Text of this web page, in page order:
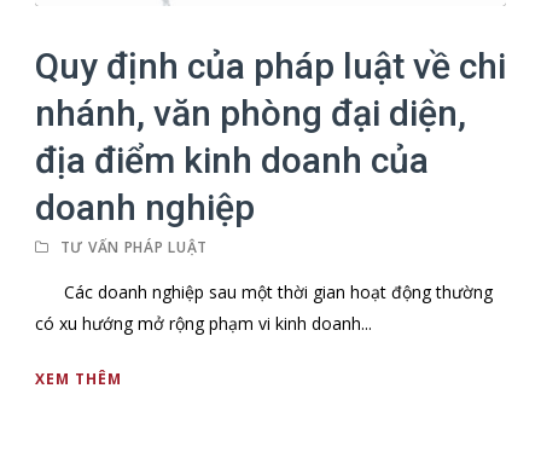
Quy định của pháp luật về chi
nhánh, văn phòng đại diện,
địa điểm kinh doanh của
doanh nghiệp
TƯ VẤN PHÁP LUẬT
Các doanh nghiệp sau một thời gian hoạt động thường
có xu hướng mở rộng phạm vi kinh doanh...
XEM THÊM